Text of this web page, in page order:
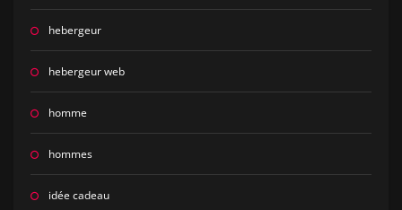
hebergeur
hebergeur web
homme
hommes
idée cadeau